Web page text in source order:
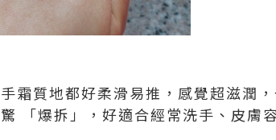
霜質地都好柔滑易推，感覺超滋潤
「爆拆」，好適合經常洗手、皮膚